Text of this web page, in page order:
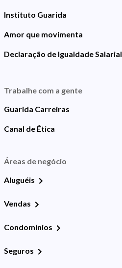
Instituto Guarida
Amor que movimenta
Declaração de Igualdade Salarial
Trabalhe com a gente
Guarida Carreiras
Canal de Ética
Áreas de negócio
Aluguéis
Vendas
Condomínios
Seguros